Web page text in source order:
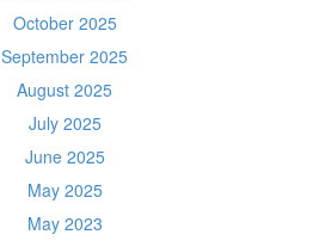
October 2025
September 2025
August 2025
July 2025
June 2025
May 2025
May 2023